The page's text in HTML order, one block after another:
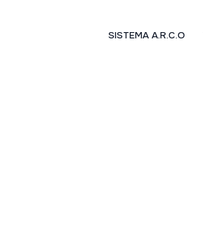
SISTEMA A.R.C.O